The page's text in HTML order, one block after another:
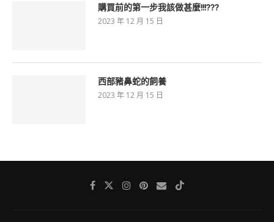
購買前的第一步我該做甚麼!!!???
2023 年 12 月 15 日
西部豬鼻蛇的飼養
2023 年 12 月 15 日